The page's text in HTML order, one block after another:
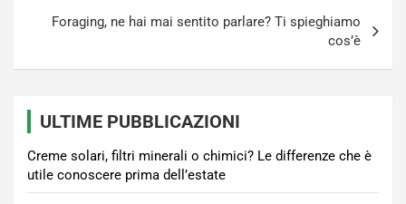
Foraging, ne hai mai sentito parlare? Ti spieghiamo
cos’è
ULTIME PUBBLICAZIONI
Creme solari, filtri minerali o chimici? Le differenze che è
utile conoscere prima dell’estate